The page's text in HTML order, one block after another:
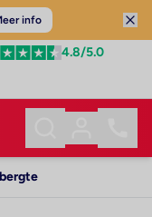
info
4.8/5.0